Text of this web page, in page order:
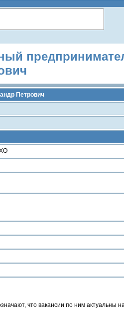
Петрович
что вакансии по ним актуальны